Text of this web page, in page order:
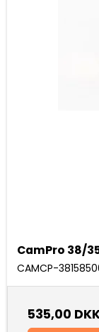
CamPro 38/
CAMCP-
535,00